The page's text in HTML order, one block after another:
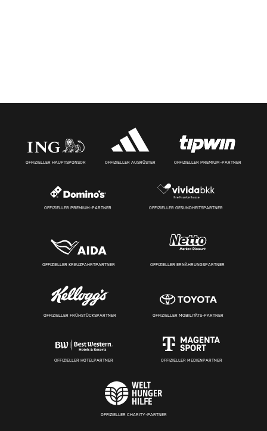
OFFIZIELLER HAUPTSPONSOR OFFIZIELLER AUSRÜSTER OFFIZIELLER PREMIUM-PARTNER
OFFIZIELLER PREMIUM-PARTNER OFFIZIELLER GESUNDHEITSPARTNER
OFFIZIELLER KREUZFAHRTPARTNER OFFIZIELLER ERNÄHRUNGSPARTNER
OFFIZIELLER FRÜHSTÜCKSPARTNER OFFIZIELLER MOBILITÄTS-PARTNER
OFFIZIELLER HOTELPARTNER OFFIZIELLER MEDIENPARTNER
OFFIZIELLER CHARITY-PARTNER